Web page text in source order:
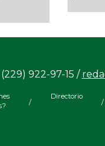
922-97-15 /
/
Directorio
/